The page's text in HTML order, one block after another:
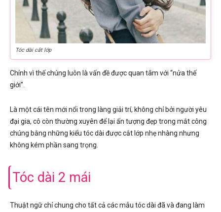
Tóc dài cắt lớp
Chính vì thế chúng luôn là vấn đề được quan tâm với “nửa thế
giới”.
Là một cái tên mới nổi trong làng giải trí, không chỉ bởi người yêu
đại gia, cô còn thường xuyên để lại ấn tượng đẹp trong mắt công
chúng bằng những kiểu tóc dài được cắt lớp nhẹ nhàng nhưng
không kém phần sang trọng.
Tóc dài 2 mái
Thuật ngữ chỉ chung cho tất cả các mẫu tóc dài đã và đang làm